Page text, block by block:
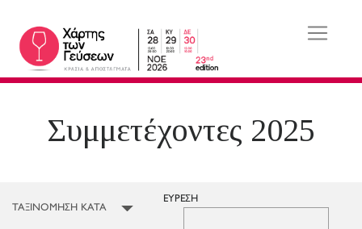
Συμμετέχοντες 2025
ΕΥΡΕΣΗ